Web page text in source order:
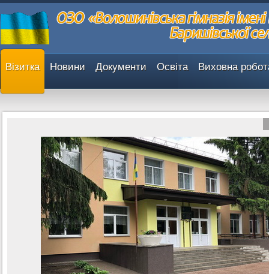
Візитка Новини Документи Освіта Виховна